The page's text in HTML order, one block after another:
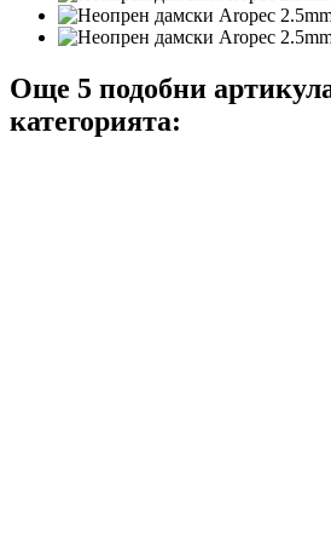
Още 5 подобни
категорията: